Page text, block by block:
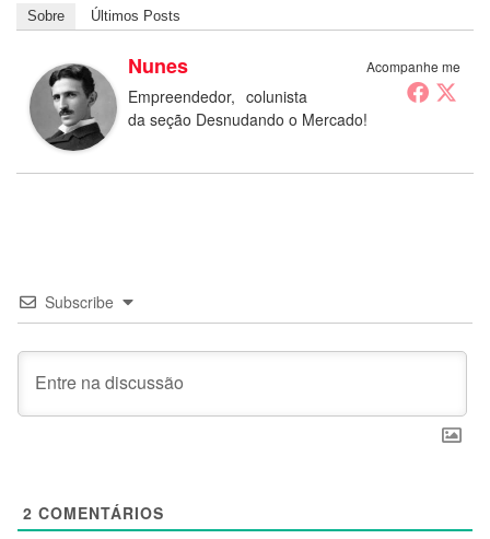
Sobre Últimos Posts
Acompanhe me
Nunes
Empreendedor, colunista
da seção Desnudando o Mercado!
Subscribe
2 COMENTÁRIOS